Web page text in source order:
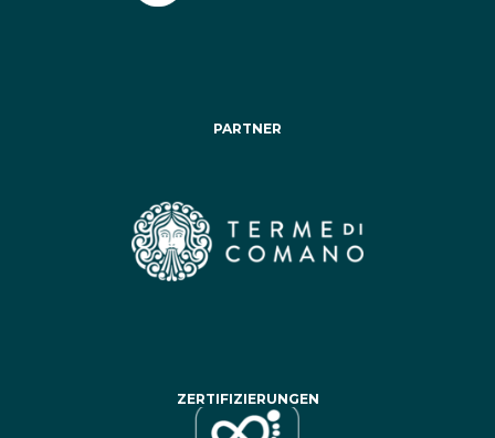
PARTNER
ZERTIFIZIERUNGEN